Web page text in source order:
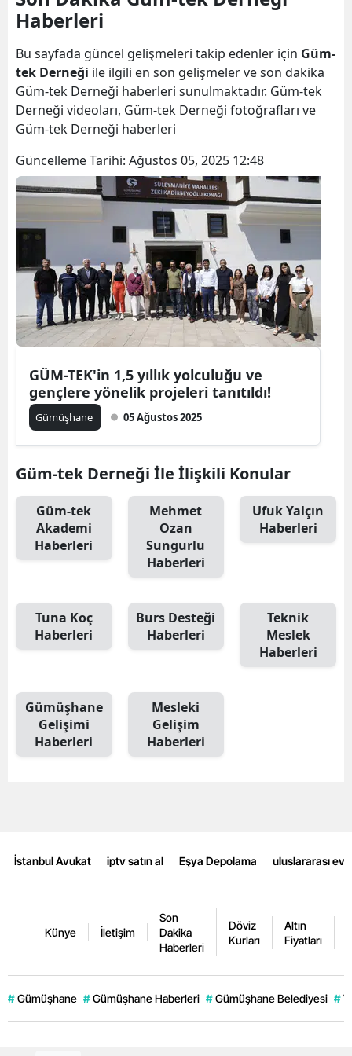
Bingöl
Bitlis
Bolu
Bursa
Çanakkale
Çankırı
Çorum
Denizli
Diyarbakır
Edirne
Erzurum
Eskişehir
Giresun
Hakkari
Isparta
Mersin
İstanbul
Kastamonu
Kayseri
Kırklareli
Kırşehir
Haberleri
Bu sayfada güncel gelişmeleri takip edenler için Güm-
tek Derneği ile ilgili en son gelişmeler ve son dakika
Güm-tek Derneği haberleri sunulmaktadır. Güm-tek
Derneği videoları, Güm-tek Derneği fotoğrafları ve
Güm-tek Derneği haberleri
Güncelleme Tarihi: Ağustos 05, 2025 12:48
GÜM-TEK'in 1,5 yıllık yolculuğu ve
gençlere yönelik projeleri tanıtıldı!
Gümüşhane 05 Ağustos 2025
Güm-tek Derneği İle İlişkili Konular
Güm-tek
Akademi
Haberleri
Mehmet
Ozan
Sungurlu
Haberleri
Ufuk Yalçın
Haberleri
Tuna Koç
Haberleri
Burs Desteği
Haberleri
Teknik
Meslek
Haberleri
Gümüşhane
Gelişimi
Haberleri
Mesleki
Gelişim
Haberleri
İstanbul Avukat iptv satın al Eşya Depolama uluslararası
Künye İletişim
Son
Dakika
Haberleri
Döviz
Kurları
Altın
Fiyatları
# Gümüşhane # Gümüşhane Haberleri # Gümüşhane Belediyesi #